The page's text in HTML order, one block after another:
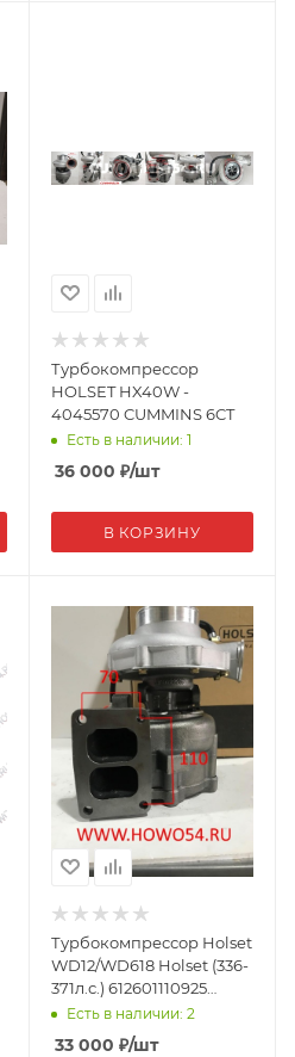
Турбокомпрессор
HOLSET HX40W -
4045570 CUMMINS 6CT
Есть в наличии: 1
36 000 ₽/шт
В КОРЗИНУ
Турбокомпрессор Holset
WD12/WD618 Holset (336-
371л.с.) 612601110925
(5470507)
Есть в наличии: 2
33 000 ₽/шт